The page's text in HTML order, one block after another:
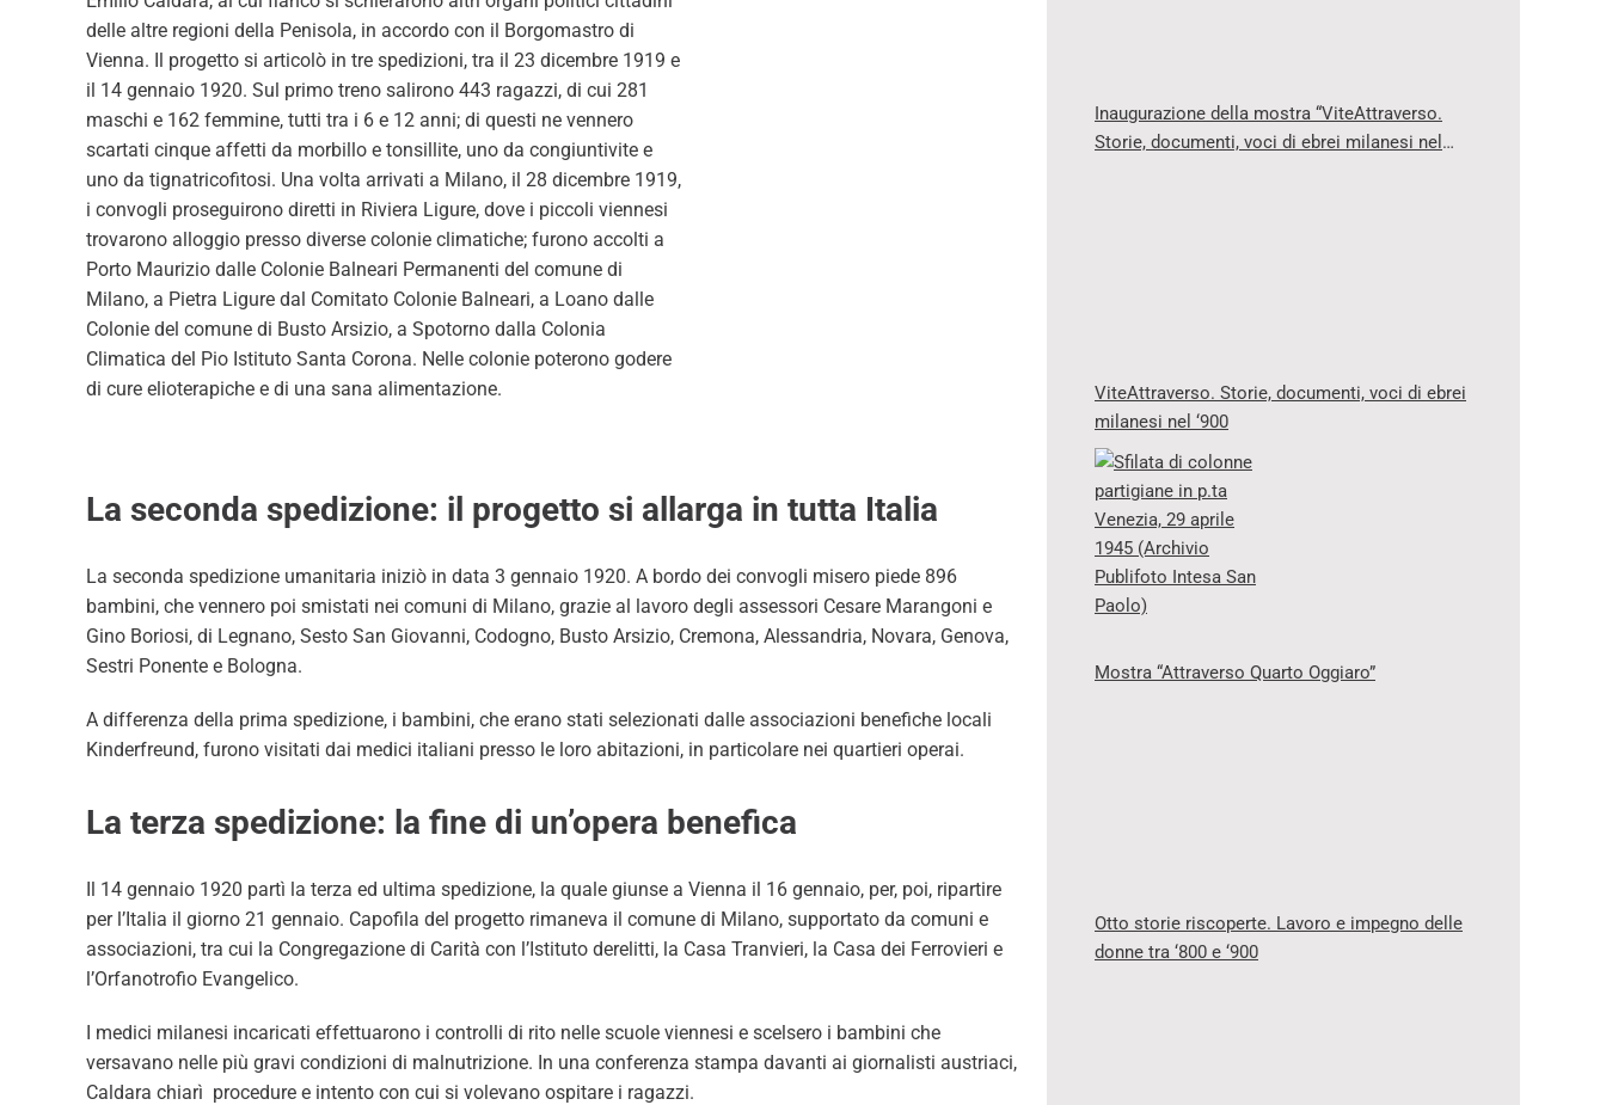
delle altre regioni della Penisola, in accordo con il Borgomastro di
Vienna. Il progetto si articolò in tre spedizioni, tra il 23 dicembre 1919 e
il 14 gennaio 1920. Sul primo treno salirono 443 ragazzi, di cui 281
maschi e 162 femmine, tutti tra i 6 e 12 anni; di questi ne vennero
scartati cinque affetti da morbillo e tonsillite, uno da congiuntivite e
uno da tignatricofitosi. Una volta arrivati a Milano, il 28 dicembre 1919,
i convogli proseguirono diretti in Riviera Ligure, dove i piccoli viennesi
trovarono alloggio presso diverse colonie climatiche; furono accolti a
Porto Maurizio dalle Colonie Balneari Permanenti del comune di
Milano, a Pietra Ligure dal Comitato Colonie Balneari, a Loano dalle
Colonie del comune di Busto Arsizio, a Spotorno dalla Colonia
Climatica del Pio Istituto Santa Corona. Nelle colonie poterono godere
di cure elioterapiche e di una sana alimentazione.
La seconda spedizione: il progetto si allarga in tutta Italia
La seconda spedizione umanitaria iniziò in data 3 gennaio 1920. A bordo dei convogli misero piede 896
bambini, che vennero poi smistati nei comuni di Milano, grazie al lavoro degli assessori Cesare Marangoni e
Gino Boriosi, di Legnano, Sesto San Giovanni, Codogno, Busto Arsizio, Cremona, Alessandria, Novara, Genova,
Sestri Ponente e Bologna.
A differenza della prima spedizione, i bambini, che erano stati selezionati dalle associazioni benefiche locali
Kinderfreund, furono visitati dai medici italiani presso le loro abitazioni, in particolare nei quartieri operai.
La terza spedizione: la fine di un’opera benefica
Il 14 gennaio 1920 partì la terza ed ultima spedizione, la quale giunse a Vienna il 16 gennaio, per, poi, ripartire
per l’Italia il giorno 21 gennaio. Capofila del progetto rimaneva il comune di Milano, supportato da comuni e
associazioni, tra cui la Congregazione di Carità con l’Istituto derelitti, la Casa Tranvieri, la Casa dei Ferrovieri e
l’Orfanotrofio Evangelico.
I medici milanesi incaricati effettuarono i controlli di rito nelle scuole viennesi e scelsero i bambini che
versavano nelle più gravi condizioni di malnutrizione. In una conferenza stampa davanti ai giornalisti austriaci,
Caldara chiarì procedure e intento con cui si volevano ospitare i ragazzi.
Inaugurazione della mostra “ViteAttraverso.
Storie, documenti, voci di ebrei milanesi nel
ViteAttraverso. Storie, documenti, voci di ebrei
milanesi nel ‘900
Mostra “Attraverso Quarto Oggiaro”
Otto storie riscoperte. Lavoro e impegno delle
donne tra ‘800 e ‘900